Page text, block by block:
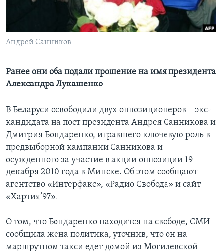
СОЦИАЛЬНЫЕ СЕТИ
Языки
Андрей Санников
Ранее они оба подали прошение на имя президента
Александра Лукашенко
В Беларуси освободили двух оппозиционеров – экс-
кандидата на пост президента Андрея Санникова и
Дмитрия Бондаренко, игравшего ключевую роль в
предвыборной кампании Санникова и
осужденного за участие в акции оппозиции 19
декабря 2010 года в Минске. Об этом сообщают
агентство «Интерфакс», «Радиo Свобода» и сайт
«Хартия’97».
О том, что Бондаренко находится на свободе, СМИ
сообщила жена политика, уточнив, что он на
маршрутном такси едет домой из Могилевской